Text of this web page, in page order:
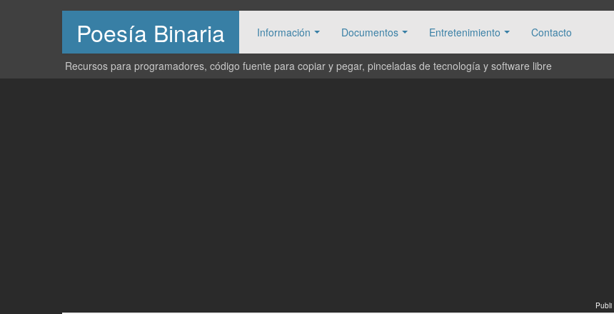
Poesía Binaria Información Documentos Entretenimiento Contacto
Recursos para programadores, código fuente para copiar y pegar, pinceladas de tecnología y software libre
Publi